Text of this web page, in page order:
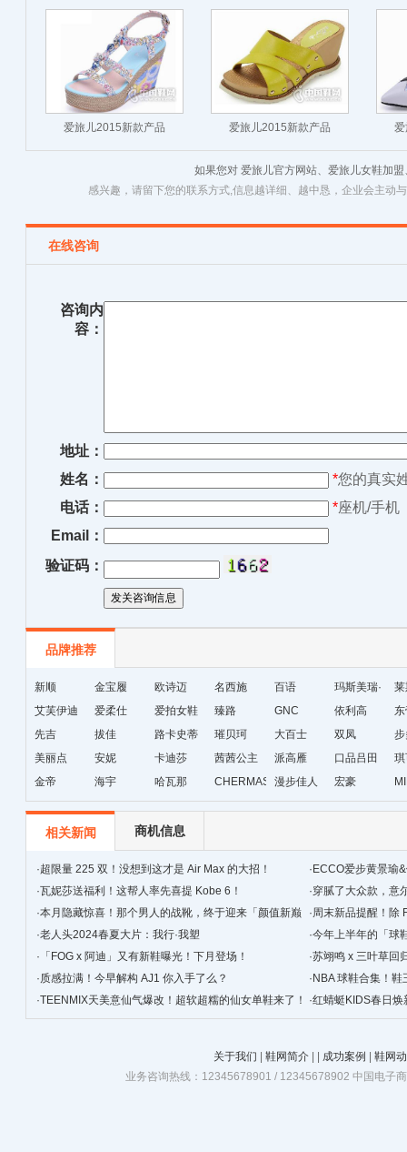
爱旅儿2015新款产品 爱旅儿2015新款产品
如果您对 爱旅儿官方网站、爱旅儿女鞋加
感兴趣，请留下您的联系方式,信息越详细、越中恳，企业会主动
在线咨询
咨询内
容：
地址：
姓名：
*您的真实
电话：
*座机/手机
Email：
验证码：
品牌推荐
新顺 金宝履 欧诗迈 名西施 百语
玛斯美瑞·
琳
艾芙伊迪
爱柔仕 爱拍女鞋 臻路 GNC 依利高
先吉
拔佳
路卡史蒂
芙
璀贝珂 大百士 双凤
美丽点
安妮 卡迪莎 茜茜公主 派高雁 口品吕田
金帝
海宇 哈瓦那 CHERMAS&KAETH
漫步佳人 宏豪
相关新闻 商机信息
·超限量 225 双！没想到这才是 Air Max 的大招！ · ECCO爱步黄景瑜
·瓦妮莎送福利！这帮人率先喜提 Kobe 6！ ·穿腻了大众款，‍‍意
·本月隐藏惊喜！那个男人的战靴，终于迎来「颜值新巅
峰」！
·周末新品提醒！除
·老人头2024春夏大片：我行·我塑 ·今年上半年的「球
简单！
· 「FOG x 阿迪」又有新鞋曝光！下月登场！ ·苏翊鸣 x 三叶草回
·质感拉满！今早解构 AJ1 你入手了么？ · NBA 球鞋合集！
·TEENMIX天美意仙气爆改！超软超糯的仙女单鞋来了！ ·红蜻蜓KIDS春日焕
关于我们 鞋网简介 成功案例
鞋网
业务咨询热线：12345678901 / 12345678902 中国电子